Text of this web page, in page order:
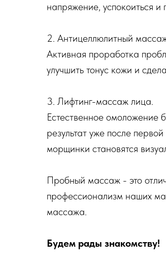
напряжение, успокоиться и
2. Антицеллюлитный
Активная проработка
улучшить тонус кожи и
3. Лифтинг-массаж лица.
Естественное омоложение
результат уже после
морщинки становятся
Пробный массаж - это
профессионализм наших
массажа.
Будем рады знакомству!